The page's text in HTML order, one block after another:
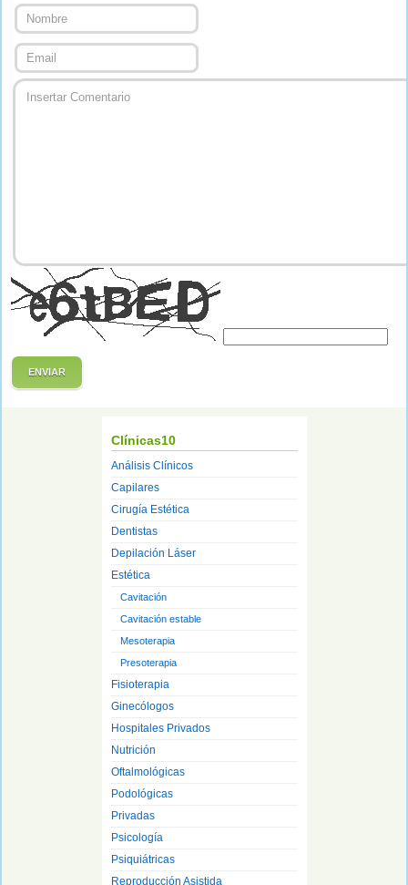
ENVIAR
Clínicas10
Análisis Clínicos
Capilares
Cirugía Estética
Dentistas
Depilación Láser
Estética
Cavitación
Cavitación estable
Mesoterapia
Presoterapia
Fisioterapia
Ginecólogos
Hospitales Privados
Nutrición
Oftalmológicas
Podológicas
Privadas
Psicología
Psiquiátricas
Reproducción Asistida